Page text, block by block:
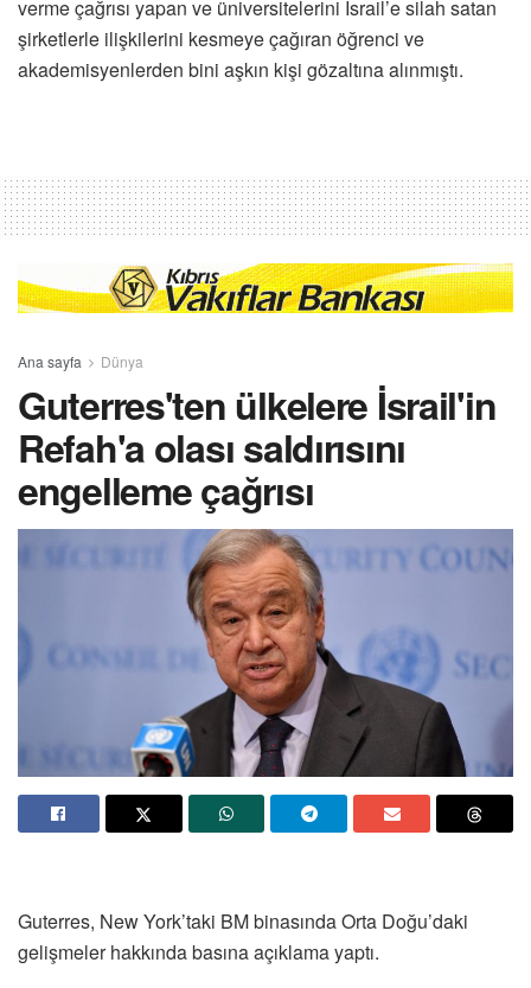
verme çağrısı yapan ve üniversitelerini İsrail’e silah satan
şirketlerle ilişkilerini kesmeye çağıran öğrenci ve
akademisyenlerden bini aşkın kişi gözaltına alınmıştı.
Ana sayfa Dünya
Guterres'ten ülkelere İsrail'in
Refah'a olası saldırısını
engelleme çağrısı
Guterres, New York’taki BM binasında Orta Doğu’daki
gelişmeler hakkında basına açıklama yaptı.